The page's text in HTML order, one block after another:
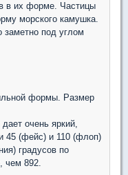
в их форме. Частицы
морского камушка.
под углом
формы. Размер
очень яркий,
45 (фейс) и 110 (флоп)
градусов по
чем 892.